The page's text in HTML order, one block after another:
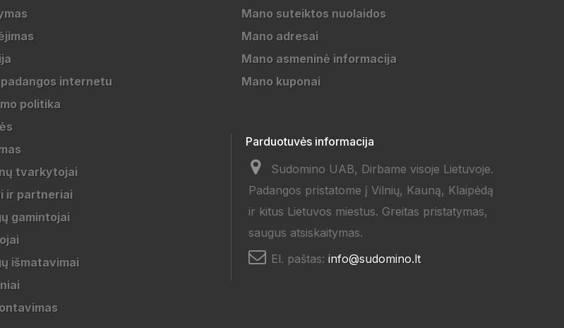
internetu
politika
tvarkytojai
ir partneriai
gamintojai
išmatavimai
Mano suteiktos nuolaidos
Mano adresai
Mano asmeninė informacija
Mano kuponai
Parduotuvės informacija
Sudomino UAB, Dirbame visoje Lietuvoje.
Padangos pristatome į Vilnių, Kauną, Klaipėdą
ir kitus Lietuvos miestus. Greitas pristatymas,
saugus atsiskaitymas.
El. paštas: info@sudomino.lt